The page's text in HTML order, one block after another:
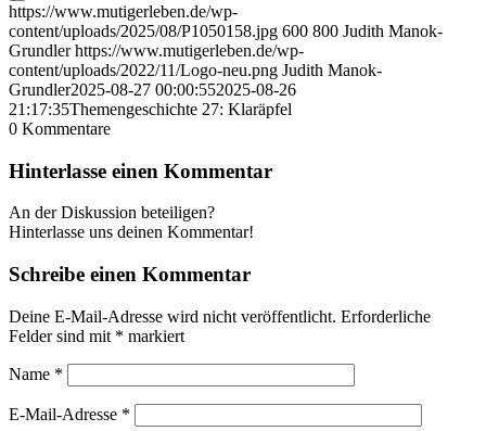
https://www.mutigerleben.de/wp-
content/uploads/2025/08/P1050158.jpg 600 800 Judith Manok-
Grundler https://www.mutigerleben.de/wp-
content/uploads/2022/11/Logo-neu.png Judith Manok-
Grundler2025-08-27 00:00:552025-08-26
21:17:35Themengeschichte 27: Klaräpfel
0 Kommentare
Hinterlasse einen Kommentar
An der Diskussion beteiligen?
Hinterlasse uns deinen Kommentar!
Schreibe einen Kommentar
Deine E-Mail-Adresse wird nicht veröffentlicht. Erforderliche
Felder sind mit * markiert
Name *
E-Mail-Adresse *